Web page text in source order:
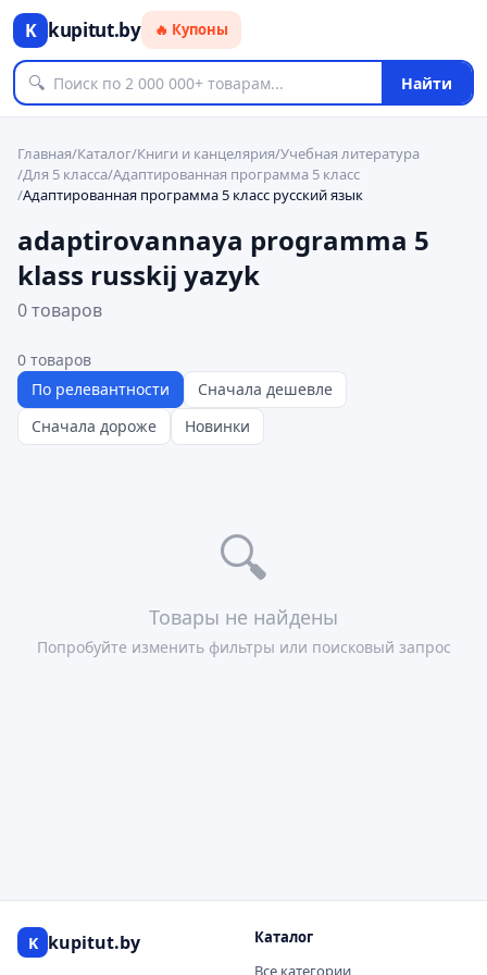
K kupitut.by 🔥 Купоны
🔍 Найти
Главная/Каталог/Книги и канцелярия/Учебная литература
/Для 5 класса/Адаптированная программа 5 класс
/Адаптированная программа 5 класс русский язык
adaptirovannaya programma 5
klass russkij yazyk
0 товаров
0 товаров
По релевантности
Сначала дешевле
Сначала дороже
Новинки
🔍
Товары не найдены
Попробуйте изменить фильтры или поисковый запрос
K kupitut.by
Каталог
Все категории